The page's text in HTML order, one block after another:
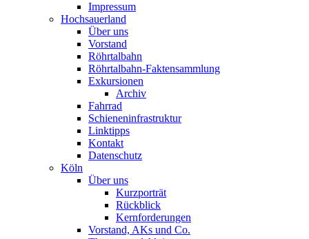
Impressum
Hochsauerland
Über uns
Vorstand
Röhrtalbahn
Röhrtalbahn-Faktensammlung
Exkursionen
Archiv
Fahrrad
Schieneninfrastruktur
Linktipps
Kontakt
Datenschutz
Köln
Über uns
Kurzporträt
Rückblick
Kernforderungen
Vorstand, AKs und Co.